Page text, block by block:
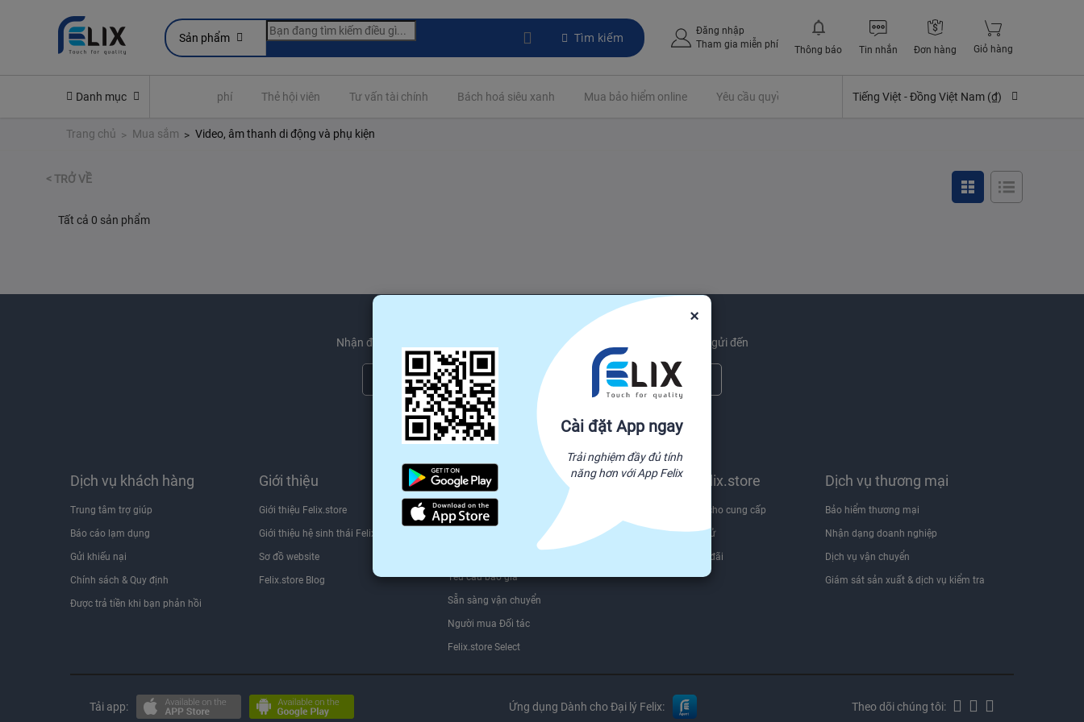
Sản phẩm Tìm kiếm
Đăng nhập
Tham gia miễn phí
Thông báo Tin nhắn Đơn hàng Giỏ hàng
Danh mục
Yêu cầu quyền lợi bảo hiểm Đóng phí Thẻ hội viên Tư vấn tài chính Bách hoá siêu xanh Mua bảo hiểm online Yêu cầu quyền lợi bảo hiểm Tiếng Việt -Đồng Việt Nam (₫)
Trang chủ Mua sắm Video, âm thanh di động và phụ kiện
< TRỞ VỀ
Tất cả 0 sản phẩm
Nhận được các sản phẩm mới nhất xu hướng và ngành công nghiệp tin tức gửi đến
Đăng ký ngay
Chúng tôi sẽ không bao giờ chia sẻ thông tin email của bạn cho bên thứ ba.
Dịch vụ khách hàng
Trung tâm trợ giúp
Báo cáo lạm dụng
Gửi khiếu nại
Chính sách & Quy định
Được trả tiền khi bạn phản hồi
Giới thiệu
Giới thiệu Felix.store
Giới thiệu hệ sinh thái Felix
Sơ đồ website
Felix.store Blog
Tìm nguồn hàng trên
Felix.store
Yêu cầu báo giá
Sẵn sàng vận chuyển
Người mua Đối tác
Felix.store Select
Bán trên Felix.store
Hợp đồng dành cho cung cấp
Bộ Quy tắc ứng xử
Chương trình ưu đãi
Dịch vụ thương mại
Bảo hiểm thương mại
Nhận dạng doanh nghiệp
Dịch vụ vận chuyển
Giám sát sản xuất & dịch vụ kiểm tra
Tải app: Ứng dụng Dành cho Đại lý Felix: Theo dõi chúng tôi:
×
Cài đặt App ngay
Trải nghiệm đầy đủ tính
năng hơn với App Felix